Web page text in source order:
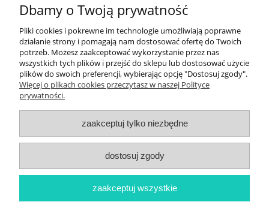
Wyświetlane są wszystkie opinie (pozytywne i negatywne). Nie
weryfikujemy, czy pochodzą one od klientów, którzy kupili dany
produkt.
Informacje
Newsletter
Twoje konto
Płatności i dostawa
O nas
Dbamy o Twoją prywatność
Pliki cookies i pokrewne im technologie umożliwiają poprawne
działanie strony i pomagają nam dostosować ofertę do Twoich
potrzeb. Możesz zaakceptować wykorzystanie przez nas
wszystkich tych plików i przejść do sklepu lub dostosować użycie
plików do swoich preferencji, wybierając opcję "Dostosuj zgody".
Więcej o plikach cookies przeczytasz w naszej Polityce
prywatności.
zaakceptuj tylko niezbędne
dostosuj zgody
zaakceptuj wszystkie